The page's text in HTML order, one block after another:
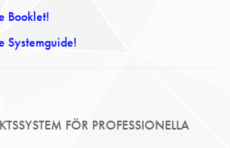
Booklet!
Systemguide!
FÖR PROFESSIONELLA